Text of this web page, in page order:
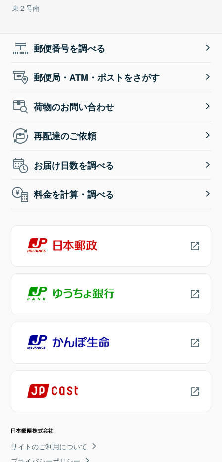
東２号南
郵便番号を調べる
郵便局・ATM・ポストをさがす
荷物のお問い合わせ
再配達のご依頼
お届け日数を調べる
料金を計算・調べる
サイトのご利用について